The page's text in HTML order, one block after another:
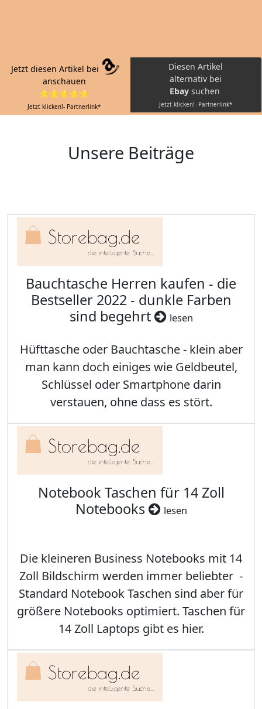
Jetzt diesen Artikel bei
anschauen
⭐⭐⭐⭐⭐
Jetzt klicken!- Partnerlink*
Diesen Artikel
alternativ bei
Ebay suchen
Jetzt klicken!- Partnerlink*
Unsere Beiträge
Bauchtasche Herren kaufen - die
Bestseller 2022 - dunkle Farben
sind begehrt
lesen
Hüfttasche oder Bauchtasche - klein aber
man kann doch einiges wie Geldbeutel,
Schlüssel oder Smartphone darin
verstauen, ohne dass es stört.
Notebook Taschen für 14 Zoll
Notebooks
lesen
Die kleineren Business Notebooks mit 14
Zoll Bildschirm werden immer beliebter -
Standard Notebook Taschen sind aber für
größere Notebooks optimiert. Taschen für
14 Zoll Laptops gibt es hier.